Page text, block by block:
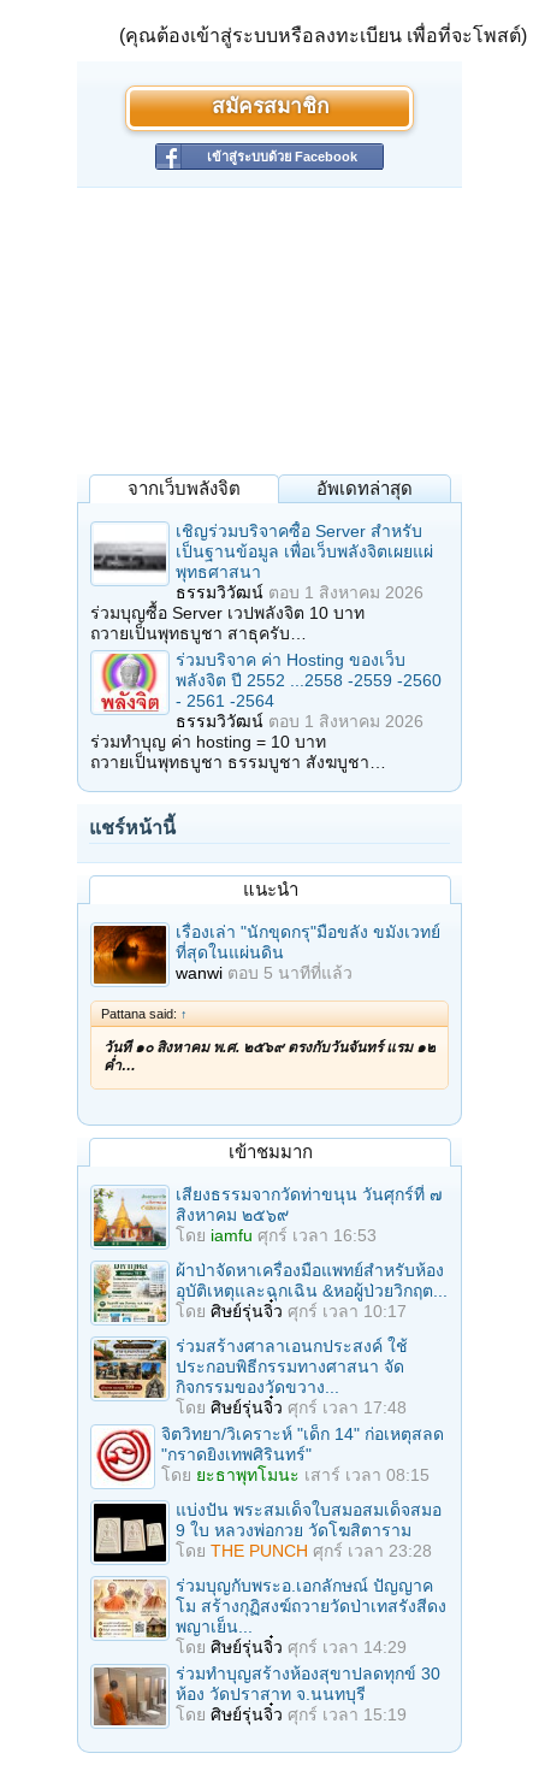
(คุณต้องเข้าสู่ระบบหรือลงทะเบียน เพื่อที่จะโพสต์)
สมัครสมาชิก
เข้าสู่ระบบด้วย Facebook
จากเว็บพลังจิต อัพเดทล่าสุด
เชิญร่วมบริจาคซื้อ Server สำหรับ
เป็นฐานข้อมูล เพื่อเว็บพลังจิตเผยแผ่
พุทธศาสนา
ธรรมวิวัฒน์ ตอบ 1 สิงหาคม 2026
ร่วมบุญซื้อ Server เวปพลังจิต 10 บาท
ถวายเป็นพุทธบูชา สาธุครับ…
ร่วมบริจาค ค่า Hosting ของเว็บ
พลังจิต ปี 2552 ...2558 -2559 -2560
- 2561 -2564
ธรรมวิวัฒน์ ตอบ 1 สิงหาคม 2026
ร่วมทำบุญ ค่า hosting = 10 บาท
ถวายเป็นพุทธบูชา ธรรมบูชา สังฆบูชา…
แชร์หน้านี้
แนะนำ
เรื่องเล่า "นักขุดกรุ"มือขลัง ขมังเวทย์
ที่สุดในแผ่นดิน
wanwi ตอบ 5 นาทีที่แล้ว
Pattana said: ↑
วันที่ ๑๐ สิงหาคม พ.ศ. ๒๕๖๙ ตรงกับวันจันทร์ แรม ๑๒
ค่ำ…
เข้าชมมาก
เสียงธรรมจากวัดท่าขนุน วันศุกร์ที่ ๗
สิงหาคม ๒๕๖๙
โดย iamfu ศุกร์ เวลา 16:53
ผ้าป่าจัดหาเครื่องมือแพทย์สำหรับห้อง
อุบัติเหตุและฉุกเฉิน &หอผู้ป่วยวิกฤต...
โดย ศิษย์รุ่นจิ๋ว ศุกร์ เวลา 10:17
ร่วมสร้างศาลาเอนกประสงค์ ใช้
ประกอบพิธีกรรมทางศาสนา จัด
กิจกรรมของวัดขวาง...
โดย ศิษย์รุ่นจิ๋ว ศุกร์ เวลา 17:48
จิตวิทยา/วิเคราะห์ "เด็ก 14" ก่อเหตุสลด
"กราดยิงเทพศิรินทร์"
โดย ยะธาพุทโมนะ เสาร์ เวลา 08:15
แบ่งปัน พระสมเด็จใบสมอสมเด็จสมอ
9 ใบ หลวงพ่อกวย วัดโฆสิตาราม
โดย THE PUNCH ศุกร์ เวลา 23:28
ร่วมบุญกับพระอ.เอกลักษณ์ ปัญญาค
โม สร้างกุฏิสงฆ์ถวายวัดป่าเทสรังสีดง
พญาเย็น...
โดย ศิษย์รุ่นจิ๋ว ศุกร์ เวลา 14:29
ร่วมทําบุญสร้างห้องสุขาปลดทุกข์ 30
ห้อง วัดปราสาท จ.นนทบุรี
โดย ศิษย์รุ่นจิ๋ว ศุกร์ เวลา 15:19